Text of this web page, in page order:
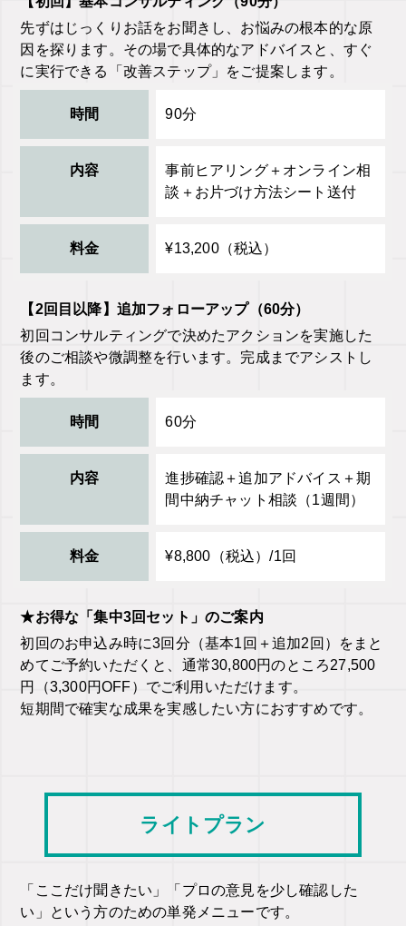
先ずはじっくりお話をお聞きし、お悩みの根本的な原
因を探ります。その場で具体的なアドバイスと、すぐ
に実行できる「改善ステップ」をご提案します。
時間 90分
内容
事前ヒアリング＋オンライン相
談＋お片づけ方法シート送付
料金 ¥13,200（税込）
【2回目以降】追加フォローアップ（60分）
初回コンサルティングで決めたアクションを実施した
後のご相談や微調整を行います。完成までアシストし
ます。
時間 60分
内容
進捗確認＋追加アドバイス＋期
間中納チャット相談（1週間）
料金 ¥8,800（税込）/1回
★お得な「集中3回セット」のご案内
初回のお申込み時に3回分（基本1回＋追加2回）をまと
めてご予約いただくと、通常30,800円のところ27,500
円（3,300円OFF）でご利用いただけます。
短期間で確実な成果を実感したい方におすすめです。
ライトプラン
「ここだけ聞きたい」「プロの意見を少し確認した
い」という方のための単発メニューです。